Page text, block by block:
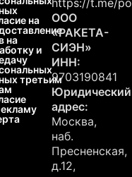
на
на
и
третьим
ООО
«РАКЕТА-
СИЭН»
ИНН:
9703190841
Юридический
адрес:
Москва,
наб.
Пресненская,
д.12,